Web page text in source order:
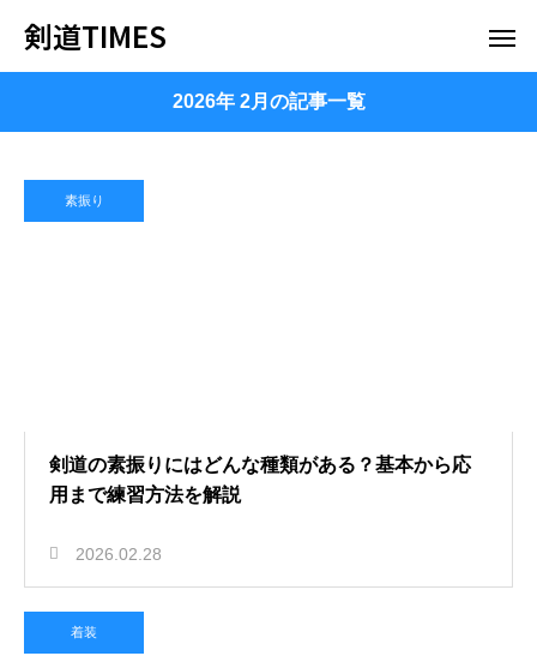
剣道TIMES
2026年 2月の記事一覧
素振り
剣道の素振りにはどんな種類がある？基本から応
用まで練習方法を解説
2026.02.28
着装